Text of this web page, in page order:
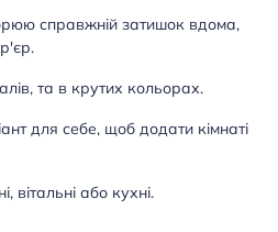
справжній затишок вдома,
та в крутих кольорах.
для себе, щоб додати кімнаті
вітальні або кухні.